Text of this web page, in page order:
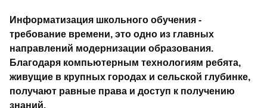
Информатизация школьного обучения -
требование времени, это одно из главных
направлений модернизации образования.
Благодаря компьютерным технологиям ребята,
живущие в крупных городах и сельской глубинке,
получают равные права и доступ к получению
знаний.